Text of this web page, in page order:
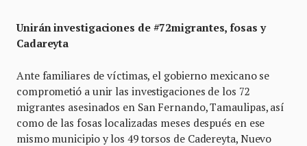
Unirán investigaciones de #72migrantes, fosas y
Cadareyta
Ante familiares de víctimas, el gobierno mexicano se
comprometió a unir las investigaciones de los 72
migrantes asesinados en San Fernando, Tamaulipas, así
como de las fosas localizadas meses después en ese
mismo municipio y los 49 torsos de Cadereyta, Nuevo